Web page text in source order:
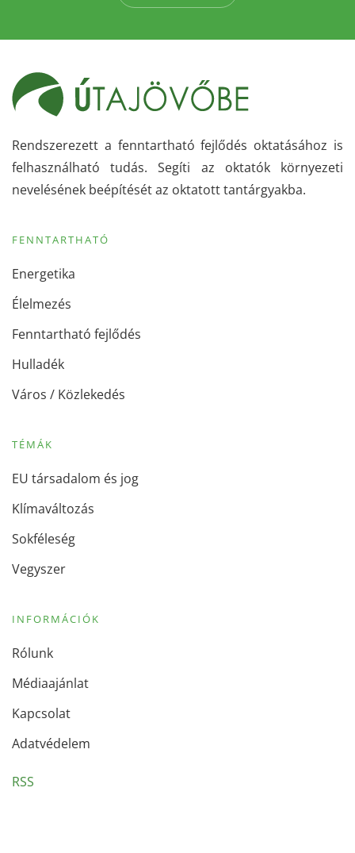
Rendszerezett a fenntartható fejlődés oktatásához is
felhasználható tudás. Segíti az oktatók környezeti
nevelésének beépítését az oktatott tantárgyakba.
FENNTARTHATÓ
Energetika
Élelmezés
Fenntartható fejlődés
Hulladék
Város / Közlekedés
TÉMÁK
EU társadalom és jog
Klímaváltozás
Sokféleség
Vegyszer
INFORMÁCIÓK
Rólunk
Médiaajánlat
Kapcsolat
Adatvédelem
RSS